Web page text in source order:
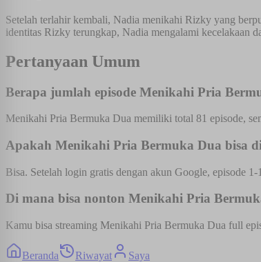
Setelah terlahir kembali, Nadia menikahi Rizky yang
identitas Rizky terungkap, Nadia mengalami kecelakaan
Pertanyaan Umum
Berapa jumlah episode Menikahi Pria
Menikahi Pria Bermuka Dua memiliki total 81 episode,
Apakah Menikahi Pria Bermuka Dua bisa
Bisa. Setelah login gratis dengan akun Google, episode
Di mana bisa nonton Menikahi Pria
Kamu bisa streaming Menikahi Pria Bermuka Dua full
Beranda Riwayat Saya